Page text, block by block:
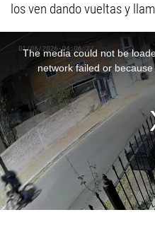
los ven dando vueltas y